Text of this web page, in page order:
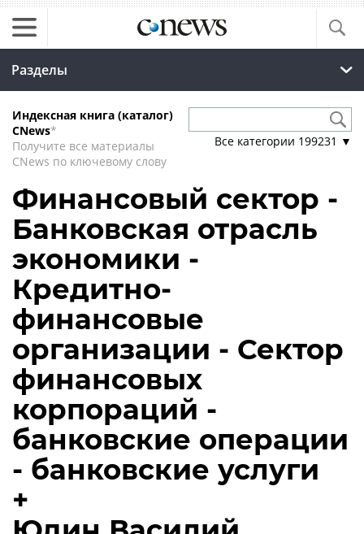
Разделы
Индексная книга (каталог)
CNews*
Получите все материалы
CNews по ключевому слову
Все категории 199231 ▼
Финансовый сектор -
Банковская отрасль
экономики -
Кредитно-
финансовые
организации - Сектор
финансовых
корпораций -
банковские операции
- банковские услуги
+